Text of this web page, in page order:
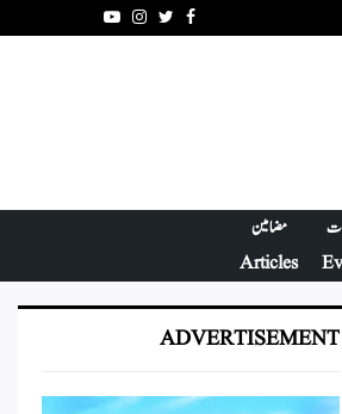
Facebook
Twitter
Instagram
Youtube
مضامین
Articles
ADVERTISEMENT